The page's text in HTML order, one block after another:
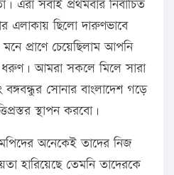
সবাই প্রথমবার নির্বাচিত
এলাকায় ছিলো দারুণভাবে
প্রাণে চেয়েছিলাম আপনি
আমরা সকলে মিলে সারা
সোনার বাংলাদেশ গড়ে
স্থাপন করবো।
অনেকেই তাদের নিজ
হারিয়েছে তেমনি তাদেরকে